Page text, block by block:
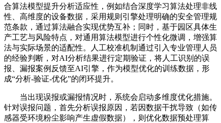
合算法模型提升分析适应性，例如结合深度学习算法处理非线
性、高维度的设备数据，采用规则引擎处理明确的安全管理规
范条款，通过算法融合实现优势互补；同时，基于园区具体生
产工艺与风险特点，对通用算法模型进行个性化微调，增强算
法与实际场景的适配性。人工校准机制通过引入专业管理人员
的经验判断，对AI分析结果进行定期验证，将人工识别的误
报、漏报案例反馈至AI引擎，作为模型优化的训练数据，形
成“分析-验证-优化”的闭环提升。
当出现误报或漏报情况时，系统会启动多维度优化措施。
针对误报问题，首先分析误报原因，若因数据干扰导致（如传
感器受环境粉尘影响产生虚假数据），则优化数据预处理算